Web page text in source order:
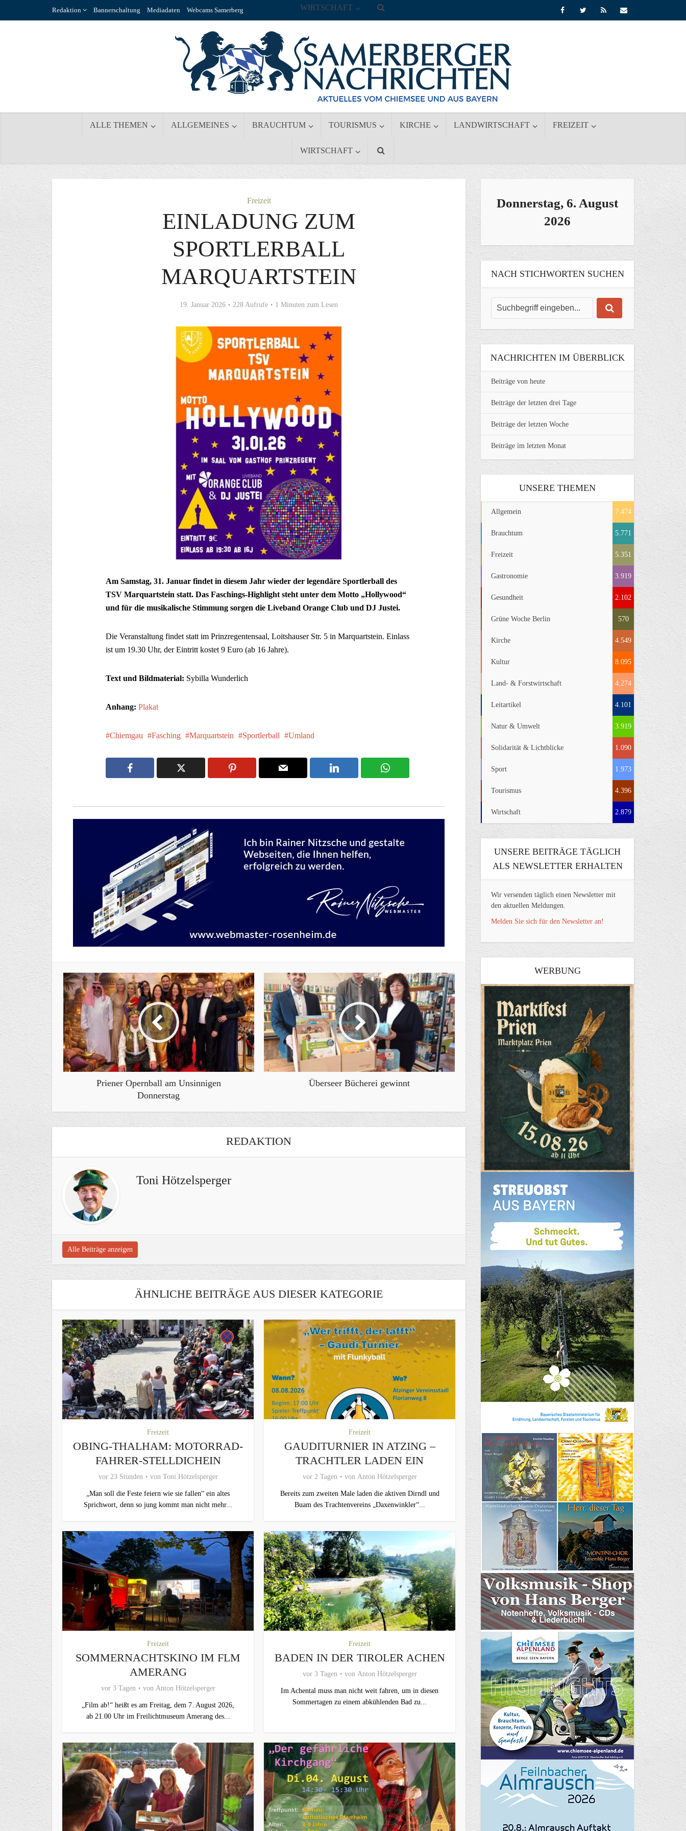
Redaktion Bannerschaltung Mediadaten Webcams Samerberg
ALLE THEMEN ALLGEMEINES BRAUCHTUM TOURISMUS KIRCHE LANDWIRTSCHAFT FREIZEIT
WIRTSCHAFT
WIRTSCHAFT
Freizeit
EINLADUNG ZUM
SPORTLERBALL
MARQUARTSTEIN
19. Januar 2026 228 Aufrufe 1 Minuten zum Lesen
Am Samstag, 31. Januar findet in diesem Jahr wieder der legendäre Sportlerball des
TSV Marquartstein statt. Das Faschings-Highlight steht unter dem Motto „Hollywood“
und für die musikalische Stimmung sorgen die Liveband Orange Club und DJ Justei.
Die Veranstaltung findet statt im Prinzregentensaal, Loitshauser Str. 5 in Marquartstein. Einlass
ist um 19.30 Uhr, der Eintritt kostet 9 Euro (ab 16 Jahre).
Text und Bildmaterial: Sybilla Wunderlich
Anhang: Plakat
Chiemgau Fasching Marquartstein Sportlerball Umland
Priener Opernball am Unsinnigen
Donnerstag
Überseer Bücherei gewinnt
REDAKTION
Toni Hötzelsperger
Alle Beiträge anzeigen
ÄHNLICHE BEITRÄGE AUS DIESER KATEGORIE
Freizeit
OBING-THALHAM: MOTORRAD-
FAHRER-STELLDICHEIN
vor 23 Stunden von Toni Hötzelsperger
„Man soll die Feste feiern wie sie fallen“ ein altes
Sprichwort, denn so jung kommt man nicht mehr...
Freizeit
GAUDITURNIER IN ATZING –
TRACHTLER LADEN EIN
vor 2 Tagen von Anton Hötzelsperger
Bereits zum zweiten Male laden die aktiven Dirndl und
Buam des Trachtenvereins „Daxenwinkler“...
Freizeit
SOMMERNACHTSKINO IM FLM
AMERANG
vor 3 Tagen von Anton Hötzelsperger
„Film ab!“ heißt es am Freitag, dem 7. August 2026,
ab 21.00 Uhr im Freilichtmuseum Amerang des...
Freizeit
BADEN IN DER TIROLER ACHEN
vor 3 Tagen von Anton Hötzelsperger
Im Achental muss man nicht weit fahren, um in diesen
Sommertagen zu einem abkühlenden Bad zu...
Donnerstag, 6. August
2026
NACH STICHWORTEN SUCHEN
NACHRICHTEN IM ÜBERBLICK
Beiträge von heute
Beiträge der letzten drei Tage
Beiträge der letzten Woche
Beiträge im letzten Monat
UNSERE THEMEN
Allgemein 7.474
Brauchtum 5.771
Freizeit 5.351
Gastronomie 3.919
Gesundheit 2.102
Grüne Woche Berlin 570
Kirche 4.549
Kultur 8.095
Land- & Forstwirtschaft 4.274
Leitartikel 4.101
Natur & Umwelt 3.919
Solidarität & Lichtblicke 1.090
Sport 1.973
Tourismus 4.396
Wirtschaft 2.879
UNSERE BEITRÄGE TÄGLICH
ALS NEWSLETTER ERHALTEN
Wir versenden täglich einen Newsletter mit
den aktuellen Meldungen.
Melden Sie sich für den Newsletter an!
WERBUNG